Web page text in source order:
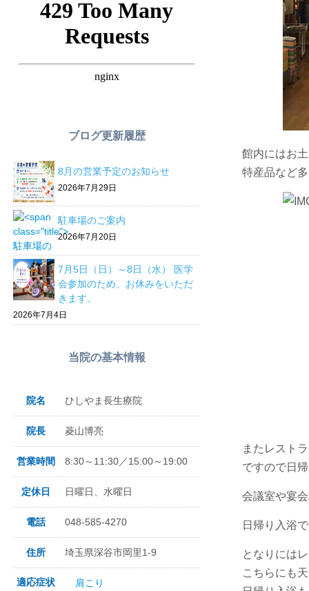
館内にはお
特産品など
またレスト
ですので日
会議室や宴
日帰り入浴
となりには
こちらにも
ブログ更新履歴
8月の営業予定のお知らせ
2026年7月29日
駐車場のご案内
2026年7月20日
7月5日（日）～8日（水） 医学
会参加のため、お休みをいただ
きます。
2026年7月4日
当院の基本情報
院名 ひしやま長生療院
院長 菱山博亮
営業時間 8:30～11:30／15:00～19:00
定休日 日曜日、水曜日
電話 048-585-4270
住所 埼玉県深谷市岡里1-9
適応症状 肩こり